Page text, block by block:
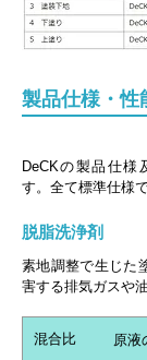
製品仕様・性
DeCKの製品仕様
す。全て標準仕様
脱脂洗浄剤
素地調整で生じた
害する排気ガスや
混合比 原液